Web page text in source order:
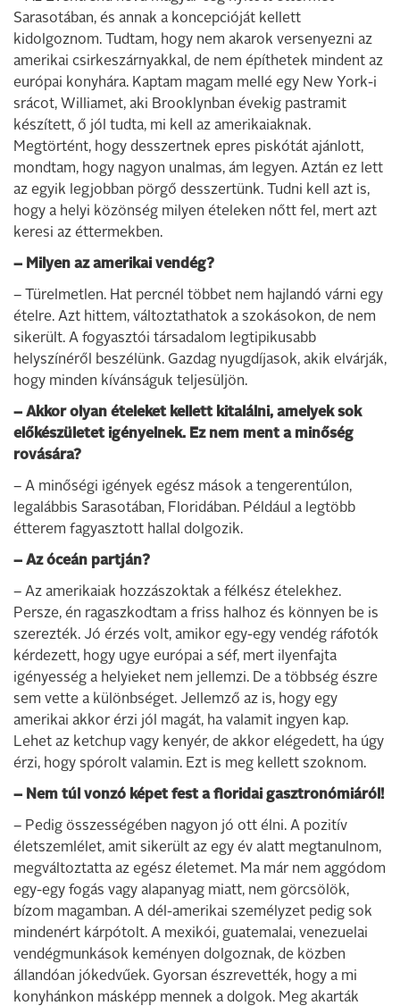
Sarasotában, és annak a koncepcióját kellett
kidolgoznom. Tudtam, hogy nem akarok versenyezni az
amerikai csirkeszárnyakkal, de nem építhetek mindent az
európai konyhára. Kaptam magam mellé egy New York-i
srácot, Williamet, aki Brooklynban évekig pastramit
készített, ő jól tudta, mi kell az amerikaiaknak.
Megtörtént, hogy desszertnek epres piskótát ajánlott,
mondtam, hogy nagyon unalmas, ám legyen. Aztán ez lett
az egyik legjobban pörgő desszertünk. Tudni kell azt is,
hogy a helyi közönség milyen ételeken nőtt fel, mert azt
keresi az éttermekben.
– Milyen az amerikai vendég?
– Türelmetlen. Hat percnél többet nem hajlandó várni egy
ételre. Azt hittem, változtathatok a szokásokon, de nem
sikerült. A fogyasztói társadalom legtipikusabb
helyszínéről beszélünk. Gazdag nyugdíjasok, akik elvárják,
hogy minden kívánságuk teljesüljön.
– Akkor olyan ételeket kellett kitalálni, amelyek sok
előkészületet igényelnek. Ez nem ment a minőség
rovására?
– A minőségi igények egész mások a tengerentúlon,
legalábbis Sarasotában, Floridában. Például a legtöbb
étterem fagyasztott hallal dolgozik.
– Az óceán partján?
– Az amerikaiak hozzászoktak a félkész ételekhez.
Persze, én ragaszkodtam a friss halhoz és könnyen be is
szerezték. Jó érzés volt, amikor egy-egy vendég ráfotók
kérdezett, hogy ugye európai a séf, mert ilyenfajta
igényesség a helyieket nem jellemzi. De a többség észre
sem vette a különbséget. Jellemző az is, hogy egy
amerikai akkor érzi jól magát, ha valamit ingyen kap.
Lehet az ketchup vagy kenyér, de akkor elégedett, ha úgy
érzi, hogy spórolt valamin. Ezt is meg kellett szoknom.
– Nem túl vonzó képet fest a floridai gasztronómiáról!
– Pedig összességében nagyon jó ott élni. A pozitív
életszemlélet, amit sikerült az egy év alatt megtanulnom,
megváltoztatta az egész életemet. Ma már nem aggódom
egy-egy fogás vagy alapanyag miatt, nem görcsölök,
bízom magamban. A dél-amerikai személyzet pedig sok
mindenért kárpótolt. A mexikói, guatemalai, venezuelai
vendégmunkások keményen dolgoznak, de közben
állandóan jókedvűek. Gyorsan észrevették, hogy a mi
konyhánkon másképp mennek a dolgok. Meg akarták